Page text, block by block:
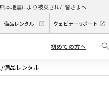
本地震により被災された皆さまへ
備品レンタル ウェビナーサポート
初めての方へ
備品レンタル